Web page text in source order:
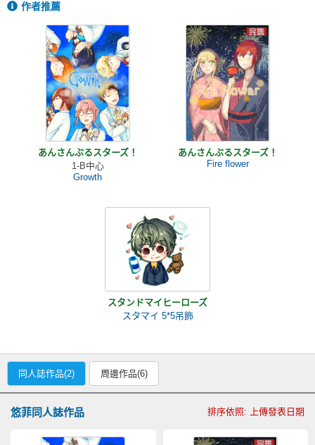
作者推薦
あんさんぶるスターズ！
1-B中心
Growth
あんさんぶるスターズ！
Fire flower
スタンドマイヒーローズ
スタマイ 5*5吊飾
同人誌作品(2) 周邊作品(6)
悠菲同人誌作品 排序依照: 上傳發表日期